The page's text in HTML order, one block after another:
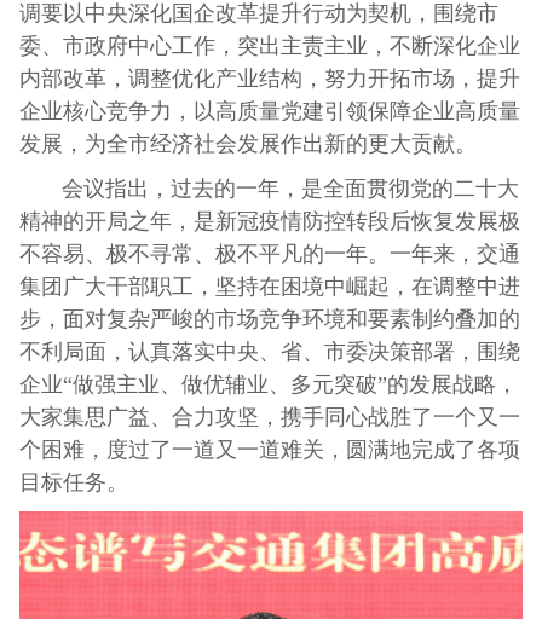
调要以中央深化国企改革提升行动为契机，围绕市
委、市政府中心工作，突出主责主业，不断深化企业
内部改革，调整优化产业结构，努力开拓市场，提升
企业核心竞争力，以高质量党建引领保障企业高质量
发展，为全市经济社会发展作出新的更大贡献。
会议指出，过去的一年，是全面贯彻党的二十大
精神的开局之年，是新冠疫情防控转段后恢复发展极
不容易、极不寻常、极不平凡的一年。一年来，交通
集团广大干部职工，坚持在困境中崛起，在调整中进
步，面对复杂严峻的市场竞争环境和要素制约叠加的
不利局面，认真落实中央、省、市委决策部署，围绕
企业“做强主业、做优辅业、多元突破”的发展战略，
大家集思广益、合力攻坚，携手同心战胜了一个又一
个困难，度过了一道又一道难关，圆满地完成了各项
目标任务。